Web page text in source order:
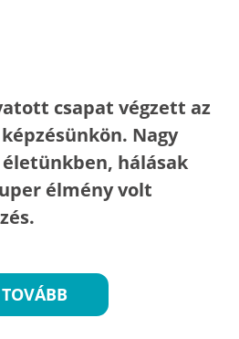
csapat végzett az
Nagy
hálásak
élmény volt
TOVÁBB